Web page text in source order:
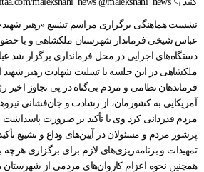
نشست هماهنگی برگزاری مراسم تشییع «رهبر
عباس شیخی فرماندار شهرستان ملکشاهی و با
دستگاه‌های اجرایی در محل فرمانداری برگزار شد
ملکشاهی در این جلسه با تسلیت شهادت رهبر
فرماندهان نظامی و مردم بی‌گناه در پی تجاوز
آمریکایی به کشورمان، از رشادت و جان‌فشانی
مردم قدردانی کرد وی با تأکید بر ضرورت پاسداشت
پرشور مردم و مسئولان در آیین‌های وداع و تشییع
تمهیدات و برنامه‌ریزی‌های لازم برای برگزاری
همچنین نحوه اعزام کاروان‌های مردمی از